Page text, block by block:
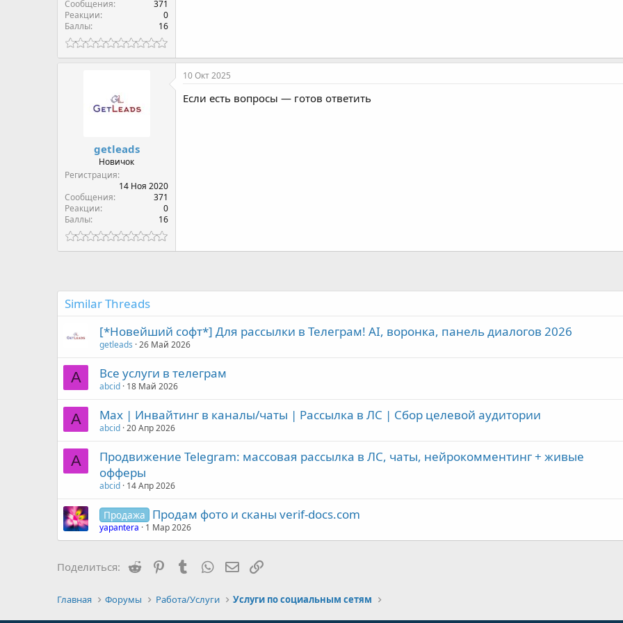
Сообщения
371
Реакции
0
Баллы
16
getleads
Новичок
Регистрация
14 Ноя 2020
Сообщения
371
Реакции
0
Баллы
16
10 Окт 2025
Если есть вопросы — готов ответить
Similar Threads
[*Новейший софт*] Для рассылки в Телеграм! AI, воронка, панель диалогов 2026
getleads 26 Май 2026
A Все услуги в телеграм
abcid 18 Май 2026
A Max | Инвайтинг в каналы/чаты | Рассылка в ЛС | Сбор целевой аудитории
abcid 20 Апр 2026
A
Продвижение Telegram: массовая рассылка в ЛС, чаты, нейрокомментинг + живые
офферы
abcid 14 Апр 2026
Продажа Продам фото и сканы verif-docs.com
yapantera 1 Мар 2026
Поделиться: Reddit PinterestTumblrWhatsAppЭлектронная почта
Ссылка
Главная Форумы Работа/Услуги Услуги по социальным сетям